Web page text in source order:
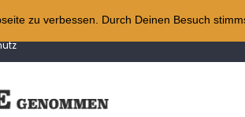
zu verbessen. Durch Deinen Besuch